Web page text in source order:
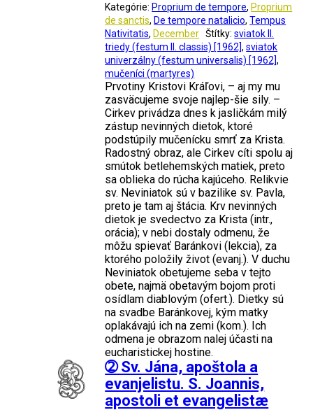
Kategórie: Proprium de tempore, Proprium
de sanctis, De tempore natalicio,Tempus
Nativitatis, December Štítky:sviatok II.
triedy (festum II. classis) [1962],sviatok
univerzálny (festum universalis) [1962],
mučeníci (martyres)
Prvotiny Kristovi Kráľovi, – aj my mu
zasväcujeme svoje najlep-šie sily. –
Cirkev privádza dnes k jasličkám milý
zástup nevinných dietok, ktoré
podstúpily mučenícku smrť za Krista.
Radostný obraz, ale Cirkev cíti spolu aj
smútok betlehemských matiek, preto
sa oblieka do rúcha kajúceho. Relikvie
sv. Neviniatok sú v bazilike sv. Pavla,
preto je tam aj štácia. Krv nevinných
dietok je svedectvo za Krista (intr.,
orácia); v nebi dostaly odmenu, že
môžu spievať Baránkovi (lekcia), za
ktorého položily život (evanj.). V duchu
Neviniatok obetujeme seba v tejto
obete, najmä obetavým bojom proti
osídlam diablovým (ofert.). Dietky sú
na svadbe Baránkovej, kým matky
oplakávajú ich na zemi (kom.). Ich
odmena je obrazom nalej účasti na
eucharistickej hostine.
➁ Sv. Jána, apoštola a
evanjelistu. S. Joannis,
apostoli et evangelistæ